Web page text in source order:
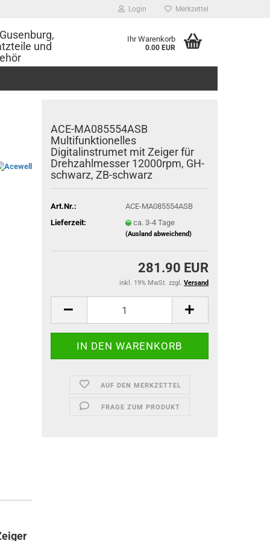
Login Merkzettel
und
Ihr Warenkorb
0.00 EUR
ACE-MA085554ASB
Multifunktionelles
Digitalinstrumet mit Zeiger für
Drehzahlmesser 12000rpm, GH-
schwarz, ZB-schwarz
Art.Nr.:
ACE-MA085554ASB
Lieferzeit:
ca. 3-4 Tage
(Ausland abweichend)
281.90 EUR
inkl. 19% MwSt. zzgl. Versand
AUF DEN MERKZETTEL
FRAGE ZUM PRODUKT